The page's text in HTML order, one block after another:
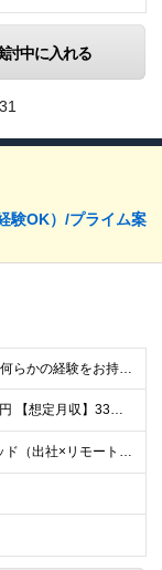
討中に入れる
験OK）/プライム案
■インフラエンジニアとして何らかの経験をお持ちの方 ∟運用や保守の方も歓迎します！業界/担当フェーズは問いません 100％チーム配属なので、サポート体制が整っています！ ■学歴不問 ＜こんな想い
【年俸制】400万円～600万円 【想定月収】33万3,350円～50万円 ※経験・スキル・保有資格などを考慮して決定します。 ※月額給与は年俸の12分の1を毎月支給します。 ※年俸には前払退職金、住
＜フルリモート、ハイブリッド（出社×リモート）案件多数！＞ ■本社／東京都千代田区平河町2丁目16番1号 平河町森タワー ※転居を伴う転勤はありません。 ■クライアント先（東京・神奈川・千葉・埼玉）